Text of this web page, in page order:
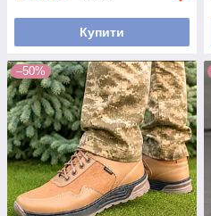
Купити
–50%